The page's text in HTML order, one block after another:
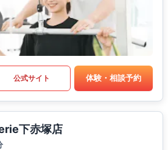
公式サイト 体験・相談予約
下赤塚店